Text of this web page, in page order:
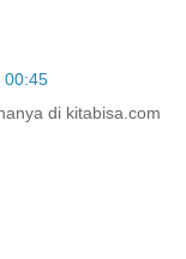
00:45
di kitabisa.com